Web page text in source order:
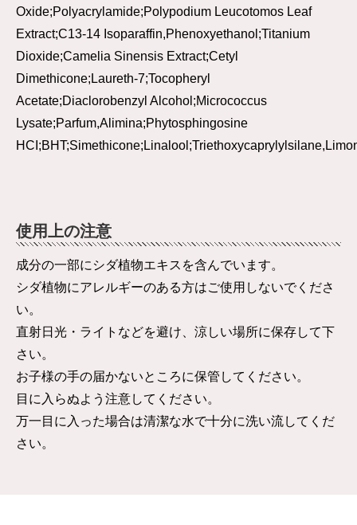
Oxide;Polyacrylamide;Polypodium Leucotomos Leaf
Extract;C13-14 Isoparaffin,Phenoxyethanol;Titanium
Dioxide;Camelia Sinensis Extract;Cetyl
Dimethicone;Laureth-7;Tocopheryl
Acetate;Diaclorobenzyl Alcohol;Micrococcus
Lysate;Parfum,Alimina;Phytosphingosine
使用上の注意
成分の一部にシダ植物エキスを含んでいます。
シダ植物にアレルギーのある方はご使用しないでくださ
い。
直射日光・ライトなどを避け、涼しい場所に保存して下
さい。
お子様の手の届かないところに保管してください。
目に入らぬよう注意してください。
万一目に入った場合は清潔な水で十分に洗い流してくだ
さい。